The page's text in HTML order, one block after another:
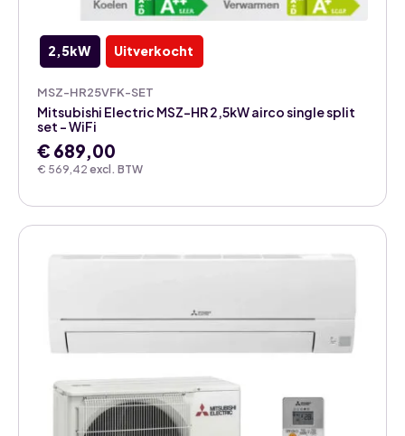
2,5kW Uitverkocht
MSZ-HR25VFK-SET
€ 569,42 excl. BTW
Mitsubishi Electric MSZ-HR 2,5kW airco single split
set – WiFi
€ 689,00